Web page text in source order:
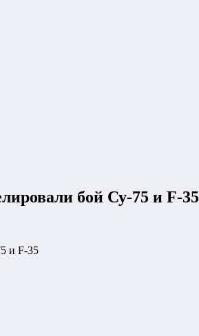
бой Су-75 и F-35
и F-35